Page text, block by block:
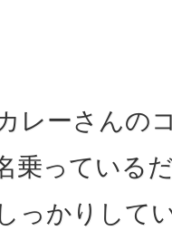
レーさんの
乗っている
っかりして